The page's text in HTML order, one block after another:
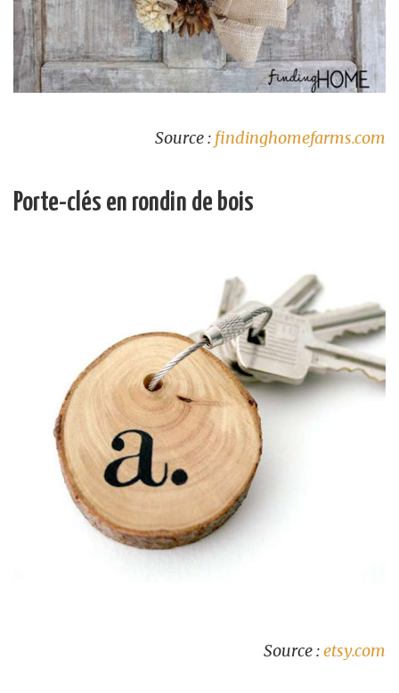
Source : findinghomefarms.com
Porte-clés en rondin de bois
Source :etsy.com